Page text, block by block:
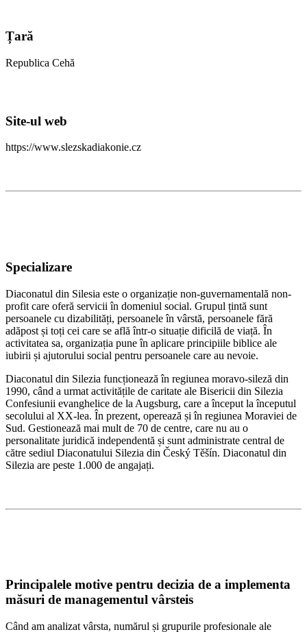
Țară
Republica Cehă
Site-ul web
https://www.slezskadiakonie.cz
Specializare
Diaconatul din Silesia este o organizație non-guvernamentală non-
profit care oferă servicii în domeniul social. Grupul țintă sunt
persoanele cu dizabilități, persoanele în vârstă, persoanele fără
adăpost și toți cei care se află într-o situație dificilă de viață. În
activitatea sa, organizația pune în aplicare principiile biblice ale
iubirii și ajutorului social pentru persoanele care au nevoie.
Diaconatul din Silezia funcționează în regiunea moravo-sileză din
1990, când a urmat activitățile de caritate ale Bisericii din Silezia
Confesiunii evanghelice de la Augsburg, care a început la începutul
secolului al XX-lea. În prezent, operează și în regiunea Moraviei de
Sud. Gestionează mai mult de 70 de centre, care nu au o
personalitate juridică independentă și sunt administrate central de
către sediul Diaconatului Silezia din Český Těšín. Diaconatul din
Silezia are peste 1.000 de angajați.
Principalele motive pentru decizia de a implementa
măsuri de managementul vârsteis
Când am analizat vârsta, numărul și grupurile profesionale ale